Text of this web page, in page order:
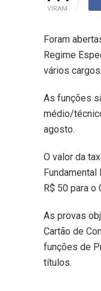
VIRAM
Foram
Regime
vários
As funções
médio/
agosto.
O valor da
R$ 50 para o
As provas
Cartão de
funções de
títulos.